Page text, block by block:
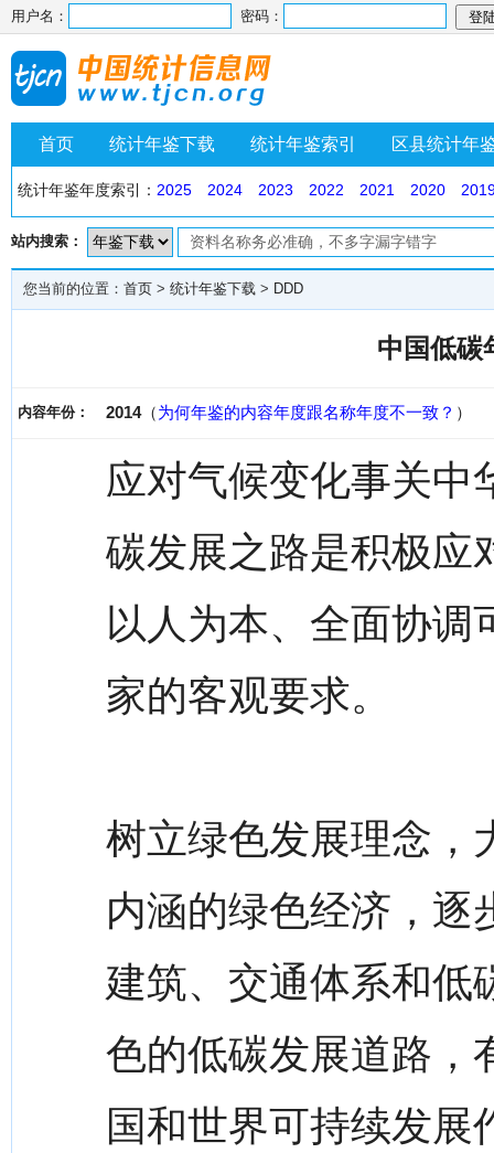
用户名： 密码：
首页 统计年鉴下载 统计年鉴索引 区县统计年
统计年鉴年度索引： 2025 2024 2023 2022 2021 2020
站内搜索：
您当前的位置： 首页 > 统计年鉴下载 > DDD
中国低碳
内容年份： 2014（为何年鉴的内容年度跟名称年度不一致？ ）
应对气候变化事关中
碳发展之路是积极应
以人为本、全面协调
家的客观要求。
树立绿色发展理念，
内涵的绿色经济，逐
建筑、交通体系和低
色的低碳发展道路，
国和世界可持续发